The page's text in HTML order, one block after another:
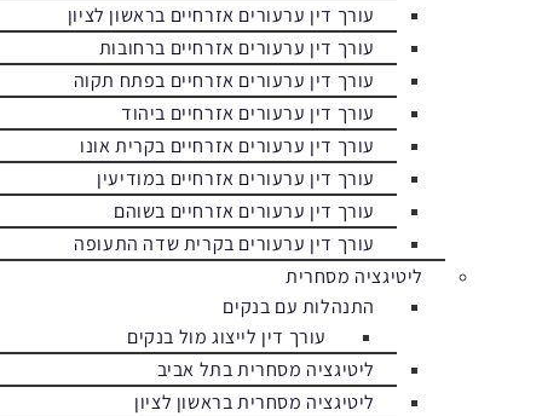
עורך דין ערעורים אזרחיים בראשון לציון
עורך דין ערעורים אזרחיים ברחובות
עורך דין ערעורים אזרחיים בפתח תקוה
עורך דין ערעורים אזרחיים ביהוד
עורך דין ערעורים אזרחיים בקרית אונו
עורך דין ערעורים אזרחיים במודיעין
עורך דין ערעורים אזרחיים בשוהם
עורך דין ערעורים בקרית שדה התעופה
ליטיגציה מסחרית
התנהלות עם בנקים
עורך דין לייצוג מול בנקים
ליטיגציה מסחרית בתל אביב
ליטיגציה מסחרית בראשון לציון